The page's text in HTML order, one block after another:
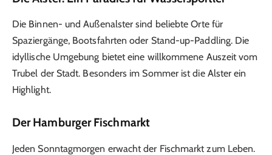
Die Binnen- und Außenalster sind beliebte Orte für
Spaziergänge, Bootsfahrten oder Stand-up-Paddling. Die
idyllische Umgebung bietet eine willkommene Auszeit vom
Trubel der Stadt. Besonders im Sommer ist die Alster ein
Highlight.
Der Hamburger Fischmarkt
Jeden Sonntagmorgen erwacht der Fischmarkt zum Leben.